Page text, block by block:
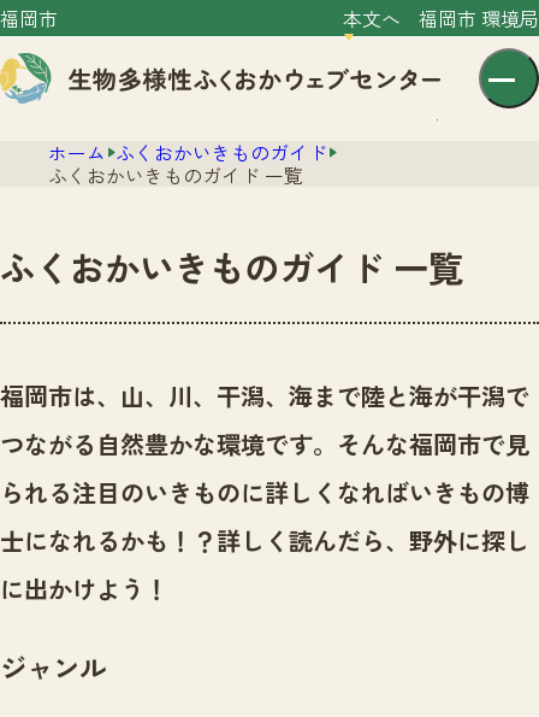
福岡市 本文へ 福岡市 環境局
センター紹介
センター紹介TOP
サイトポリシー
プライバシーポリシー
ニュースTOP
市の取組み
いきものガイド
いきものガイドTOP
注目のいきもの
生物多様性のめぐみ
保全アクション
イベント
いきもの調査隊
調査レポート
マッチング
ホーム ふくおかいきものガイド
ふくおかいきものガイド 一覧
ふくおかいきものガイド 一覧
福岡市は、山、川、干潟、海まで陸と海が干潟で
つながる自然豊かな環境です。 そんな福岡市で見
られる注目のいきものに詳しくなればいきもの博
士になれるかも！？詳しく読んだら、野外に探し
に出かけよう！
ジャンル